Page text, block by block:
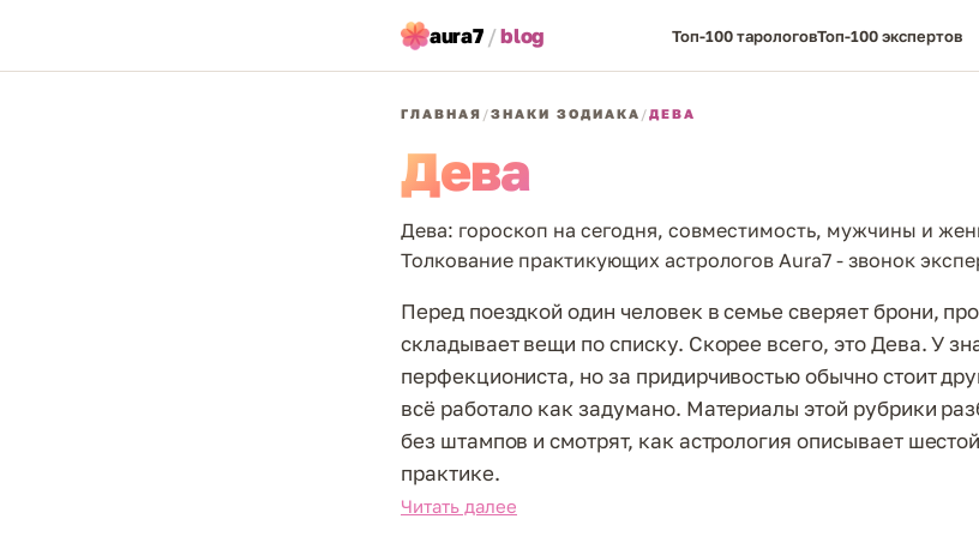
aura7 /blog Топ-100 тарологовТоп-100 экспертов
ГЛАВНАЯ /ЗНАКИ ЗОДИАКА /ДЕВА
Дева
Дева: гороскоп на сегодня, совместимость, мужчины и
Толкование практикующих астрологов Aura7 - звонок
Перед поездкой один человек в семье сверяет брони,
складывает вещи по списку. Скорее всего, это Дева. У
перфекциониста, но за придирчивостью обычно стоит
всё работало как задумано. Материалы этой рубрики
без штампов и смотрят, как астрология описывает
практике.
Читать далее